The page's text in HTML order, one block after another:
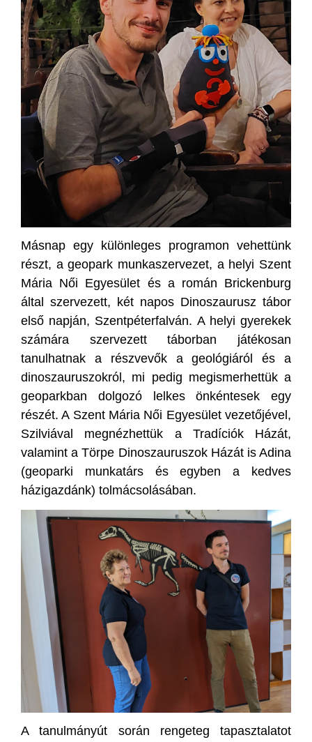
Másnap egy különleges programon vehettünk
részt, a geopark munkaszervezet, a helyi Szent
Mária Női Egyesület és a román Brickenburg
által szervezett, két napos Dinoszaurusz tábor
első napján, Szentpéterfalván. A helyi gyerekek
számára szervezett táborban játékosan
tanulhatnak a részvevők a geológiáról és a
dinoszauruszokról, mi pedig megismerhettük a
geoparkban dolgozó lelkes önkéntesek egy
részét. A Szent Mária Női Egyesület vezetőjével,
Szilviával megnézhettük a Tradíciók Házát,
valamint a Törpe Dinoszauruszok Házát is Adina
(geoparki munkatárs és egyben a kedves
házigazdánk) tolmácsolásában.
A tanulmányút során rengeteg tapasztalatot